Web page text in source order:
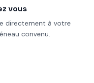
vous
directement à votre
convenu.